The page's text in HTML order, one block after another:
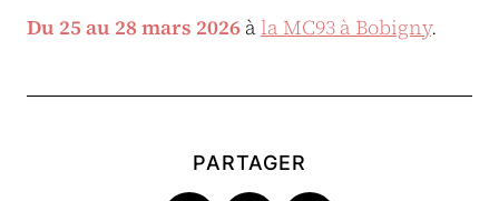
Du 25 au 28 mars 2026 àla MC93 à Bobigny.
PARTAGER